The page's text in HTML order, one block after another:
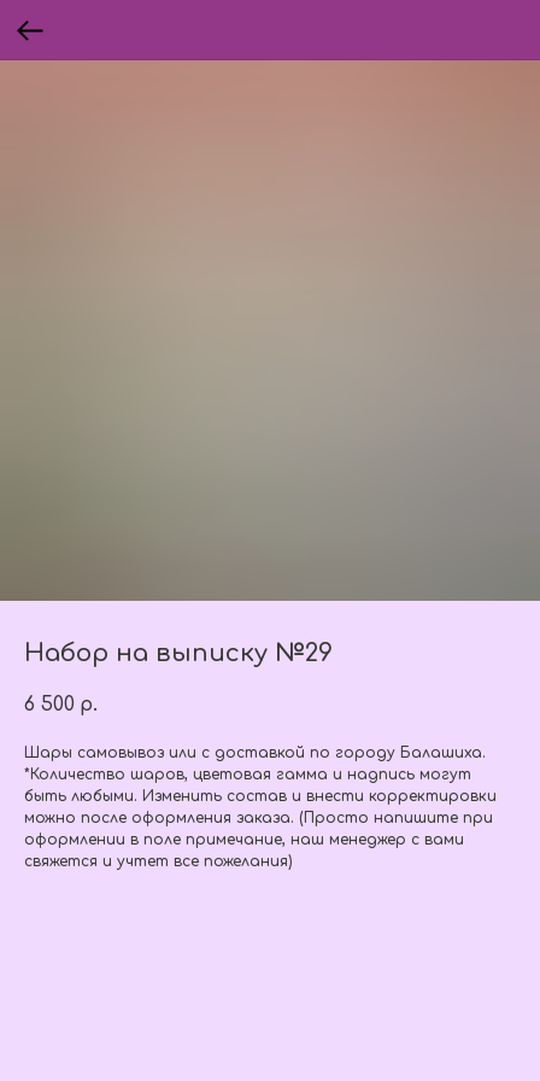
Набор на выписку №29
6 500 р.
Шары самовывоз или с доставкой по городу Балашиха.
*Количество шаров, цветовая гамма и надпись могут
быть любыми. Изменить состав и внести корректировки
можно после оформления заказа. (Просто напишите при
оформлении в поле примечание, наш менеджер с вами
свяжется и учтет все пожелания)